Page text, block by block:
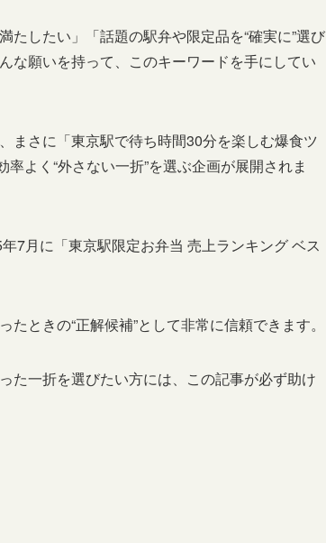
たしたい」「話題の駅弁や限定品を“確実に”選び
願いを持って、このキーワードを手にしてい
まさに「東京駅で待ち時間30分を楽しむ爆食ツ
よく“外さない一折”を選ぶ企画が展開されま
7月に「東京駅限定お弁当 売上ランキング ベス
ときの“正解候補”として非常に信頼できます。
た一折を選びたい方には、この記事が必ず助け